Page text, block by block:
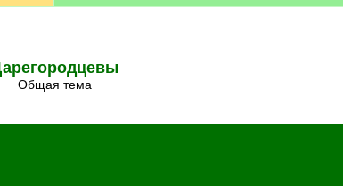
Общая тема